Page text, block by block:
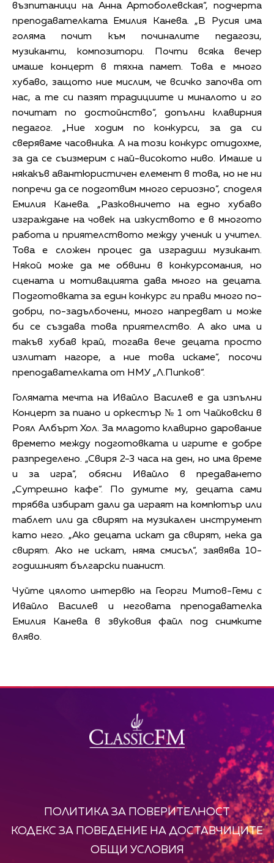
възпитаници на Анна Артоболевская“, подчерта
преподавателката Емилия Канева. „В Русия има
голяма почит към починалите педагози,
музиканти, композитори. Почти всяка вечер
имаше концерт в тяхна памет. Това е много
хубаво, защото ние мислим, че всичко започва от
нас, а те си пазят традициите и миналото и го
почитат по достойнство“, допълни клавирния
педагог. „Ние ходим по конкурси, за да си
сверяваме часовника. А на този конкурс отидохме,
за да се съизмерим с най-високото ниво. Имаше и
някакъв авантюристичен елемент в това, но не ни
попречи да се подготвим много сериозно“, споделя
Емилия Канева. „Разковничето на едно хубаво
изграждане на човек на изкуството е в многото
работа и приятелството между ученик и учител.
Това е сложен процес да изградиш музикант.
Някой може да ме обвини в конкурсомания, но
сцената и мотивацията дава много на децата.
Подготовката за един конкурс ги прави много по-
добри, по-задълбочени, много напредват и може
би се създава това приятелство. А ако има и
такъв хубав край, тогава вече децата просто
излитат нагоре, а ние това искаме“, посочи
преподавателката от НМУ „Л.Пипков“.
Голямата мечта на Ивайло Василев е да изпълни
Концерт за пиано и оркестър № 1 от Чайковски в
Роял Албърт Хол. За младото клавирно дарование
времето между подготовката и игрите е добре
разпределено. „Свиря 2-3 часа на ден, но има време
и за игра“, обясни Ивайло в предаването
„Сутрешно кафе“. По думите му, децата сами
трябва избират дали да играят на компютър или
таблет или да свирят на музикален инструмент
като него. „Ако децата искат да свирят, нека да
свирят. Ако не искат, няма смисъл“, заявява 10-
годишният български пианист.
Чуйте цялото интервю на Георги Митов-Геми с
Ивайло Василев и неговата преподавателка
Емилия Канева в звуковия файл под снимките
вляво.
ПОЛИТИКА ЗА ПОВЕРИТЕЛНОСТ
КОДЕКС ЗА ПОВЕДЕНИЕ НА ДОСТАВЧИЦИТЕ
ОБЩИ УСЛОВИЯ